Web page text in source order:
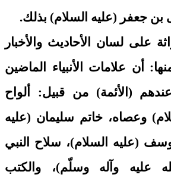
جعفر (عليه السلام) بذلك.
على لسان الأحاديث والأخبار
أن علامات الأنبياء الماضين
(الأئمة) من قبيل: ألواح
وعصاه، خاتم سليمان (عليه
(عليه السلام)، سلاح النبي
عليه وآله وسلّم)، والكتب